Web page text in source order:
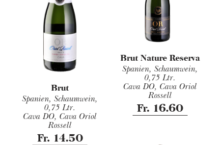
Brut
Spanien, Schaumwein,
0,75 Ltr.
Cava DO, Cava Oriol
Rossell
Fr. 14.50
Brut Nature Reserva
Spanien, Schaumwein,
0,75 Ltr.
Cava DO, Cava Oriol
Rossell
Fr. 16.60